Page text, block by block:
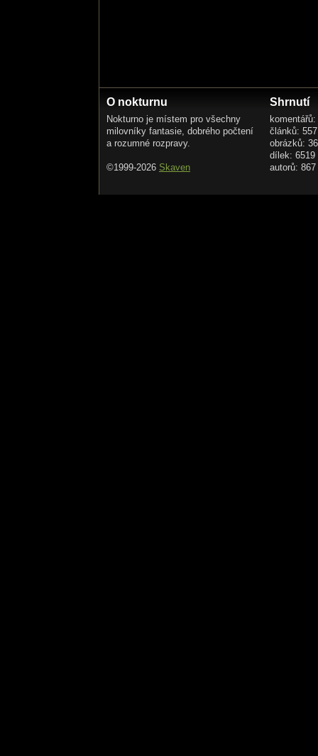
O nokturnu
Nokturno je místem pro všechny
milovníky fantasie, dobrého počtení
a rozumné rozpravy.
©1999-2026 Skaven
Shrnutí
článků: 557
obrázků:
dílek: 6519
autorů: 867